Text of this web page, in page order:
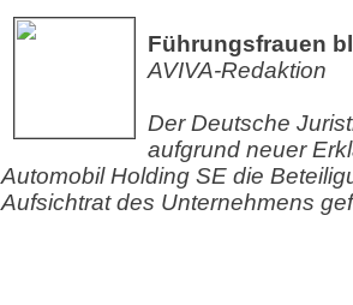
Führungsfrauen
AVIVA-Redaktion
Der Deutsche
aufgrund neuer
Automobil Holding SE die
Aufsichtrat des Unternehmens